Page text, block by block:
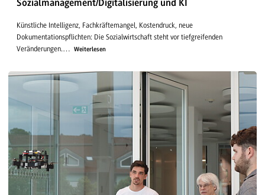
Sozialmanagement/Digitalisierung und KI
Künstliche Intelligenz, Fachkräftemangel, Kostendruck, neue
Dokumentationspflichten: Die Sozialwirtschaft steht vor tiefgreifenden
Veränderungen.…
Weiterlesen